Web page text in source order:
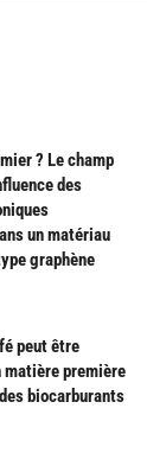
? Le champ
des
un matériau
graphène
peut être
première
biocarburants